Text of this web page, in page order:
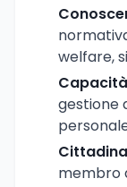
welfare,
gestione
membro